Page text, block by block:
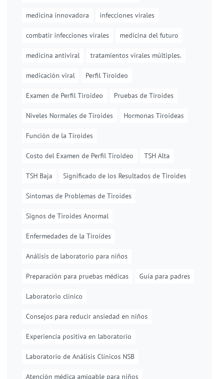
medicina innovadora infecciones virales
combatir infecciones virales medicina del futuro
medicina antiviral tratamientos virales múltiples.
medicación viral Perfil Tiroideo
Examen de Perfil Tiroideo Pruebas de Tiroides
Niveles Normales de Tiroides Hormonas Tiroideas
Función de la Tiroides
Costo del Examen de Perfil Tiroideo TSH Alta
TSH Baja Significado de los Resultados de Tiroides
Síntomas de Problemas de Tiroides
Signos de Tiroides Anormal
Enfermedades de la Tiroides
Análisis de laboratorio para niños
Preparación para pruebas médicas Guía para padres
Laboratorio clínico
Consejos para reducir ansiedad en niños
Experiencia positiva en laboratorio
Laboratorio de Análisis Clínicos NSB
Atención médica amigable para niños